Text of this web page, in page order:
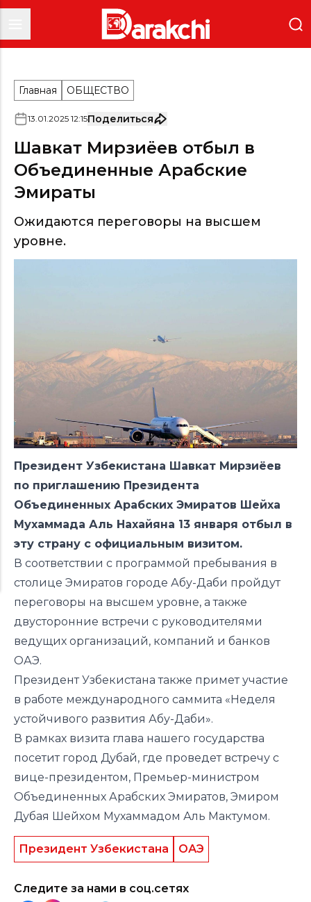
Главная ОБЩЕСТВО
13.01.2025 12:15Поделиться
Шавкат Мирзиёев отбыл в
Объединенные Арабские
Эмираты
Ожидаются переговоры на высшем
уровне.
Президент Узбекистана Шавкат Мирзиёев
по приглашению Президента
Объединенных Арабских Эмиратов Шейха
Мухаммада Аль Нахайяна 13 января отбыл в
эту страну с официальным визитом.
В соответствии с программой пребывания в
столице Эмиратов городе Абу-Даби пройдут
переговоры на высшем уровне, а также
двусторонние встречи с руководителями
ведущих организаций, компаний и банков
ОАЭ.
Президент Узбекистана также примет участие
в работе международного саммита «Неделя
устойчивого развития Абу-Даби».
В рамках визита глава нашего государства
посетит город Дубай, где проведет встречу с
вице-президентом, Премьер-министром
Объединенных Арабских Эмиратов, Эмиром
Дубая Шейхом Мухаммадом Аль Мактумом.
Президент Узбекистана ОАЭ
Следите за нами в соц.сетях